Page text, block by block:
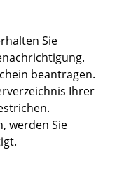
Sie
beantragen.
Ihrer
werden Sie